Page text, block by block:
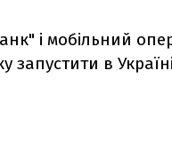
і мобільний
запустити в